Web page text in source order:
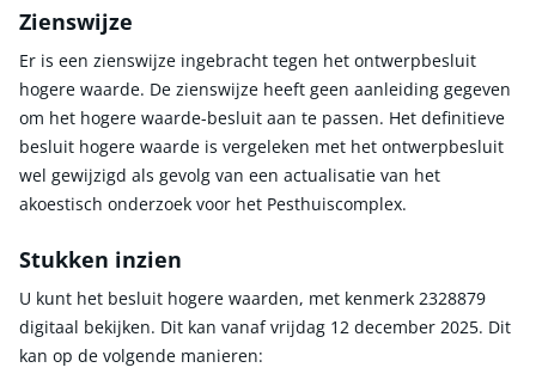
Zienswijze
Er is een zienswijze ingebracht tegen het ontwerpbesluit
hogere waarde. De zienswijze heeft geen aanleiding gegeven
om het hogere waarde-besluit aan te passen. Het definitieve
besluit hogere waarde is vergeleken met het ontwerpbesluit
wel gewijzigd als gevolg van een actualisatie van het
akoestisch onderzoek voor het Pesthuiscomplex.
Stukken inzien
U kunt het besluit hogere waarden, met kenmerk 2328879
digitaal bekijken. Dit kan vanaf vrijdag 12 december 2025. Dit
kan op de volgende manieren: